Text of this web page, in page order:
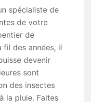
spécialiste de
de votre
de
fil des années, il
devenir
sont
des insectes
la pluie. Faites